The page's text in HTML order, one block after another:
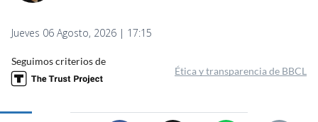
Jueves 06 Agosto, 2026 | 17:15
Seguimos criterios de
Ética y transparencia de BBCL